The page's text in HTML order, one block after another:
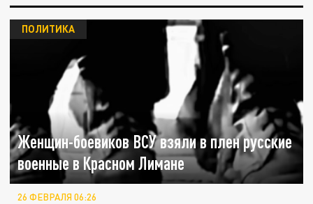
Женщин-боевиков ВСУ взяли в плен русские
военные в Красном Лимане
ПОЛИТИКА
26 ФЕВРАЛЯ 06:26